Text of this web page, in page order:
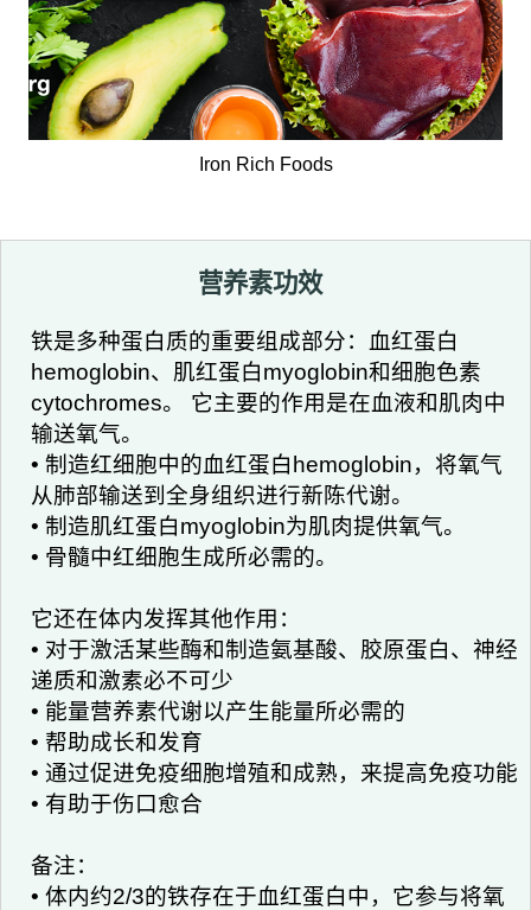
Iron Rich Foods
营养素功效
铁是多种蛋白质的重要组成部分：血红蛋白
hemoglobin、肌红蛋白myoglobin和细胞色素
cytochromes。 它主要的作用是在血液和肌肉中
输送氧气。
• 制造红细胞中的血红蛋白hemoglobin，将氧气
从肺部输送到全身组织进行新陈代谢。
• 制造肌红蛋白myoglobin为肌肉提供氧气。
• 骨髓中红细胞生成所必需的。
它还在体内发挥其他作用：
• 对于激活某些酶和制造氨基酸、胶原蛋白、神经
递质和激素必不可少
• 能量营养素代谢以产生能量所必需的
• 帮助成长和发育
• 通过促进免疫细胞增殖和成熟，来提高免疫功能
• 有助于伤口愈合
备注：
• 体内约2/3的铁存在于血红蛋白中，它参与将氧